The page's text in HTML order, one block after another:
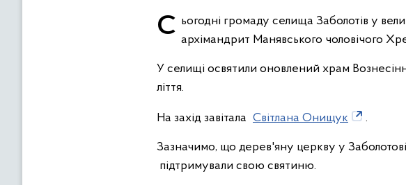
Сьогодні громаду селища Заболотів у величній молитві об'єднав митрополит Івано-Франківський і Галицький, архімандрит Манявського чоловічого
У селищі освятили оновлений храм
ліття.
На захід завітала Світлана Онищук .
Зазначимо, що дерев'яну церкву у
підтримували свою святиню.